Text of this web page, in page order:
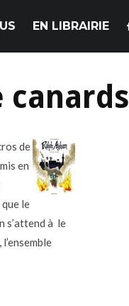
EN LIBRAIRIE
canards
de
en
le
s’attend à le